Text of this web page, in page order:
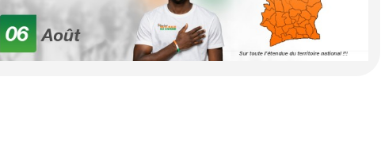
Côte d'Ivoire : Indépendance
2026, Yopougon coeur
battant de la célébration...